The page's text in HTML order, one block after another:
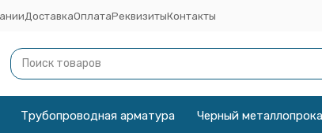
ДоставкаОплатаРеквизитыКонтакты
Трубопроводная арматура Черный